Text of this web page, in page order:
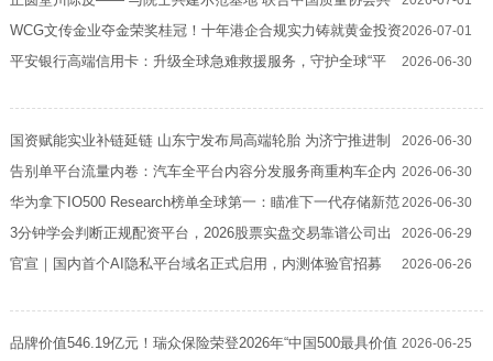
制陈皮标准
2026-07-01
WCG文传金业夺金荣奖桂冠！十年港企合规实力铸就黄金投资
安全壁垒
2026-06-30
平安银行高端信用卡：升级全球急难救援服务，守护全球“平
2026-06-30
国资赋能实业补链延链 山东宁发布局高端轮胎 为济宁推进制
造强市建设贡献国企力量
2026-06-30
告别单平台流量内卷：汽车全平台内容分发服务商重构车企内
容营销打法
2026-06-30
华为拿下IO500 Research榜单全球第一：瞄准下一代存储新范
式，提前锚定Agentic AI存储未来
2026-06-29
3分钟学会判断正规配资平台，2026股票实盘交易靠谱公司出
炉
2026-06-26
官宣｜国内首个AI隐私平台域名正式启用，内测体验官招募
2026-06-25
品牌价值546.19亿元！瑞众保险荣登2026年“中国500最具价值